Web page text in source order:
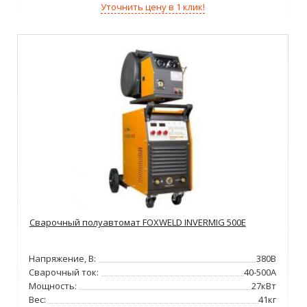
Уточнить цену в 1 клик!
Сварочный полуавтомат FOXWELD INVERMIG 500E
Напряжение, В:
380В
Сварочный ток:
40-500А
Мощность:
27кВт
Вес:
41кг